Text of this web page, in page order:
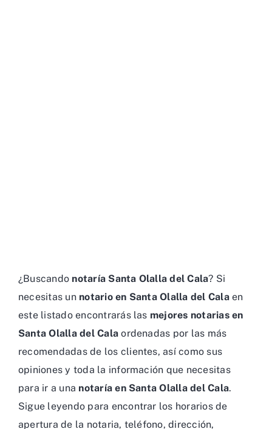
¿Buscando notaría Santa Olalla del Cala? Si
necesitas un notario en Santa Olalla del Calaen
este listado encontrarás las mejores notarias en
Santa Olalla del Cala ordenadas por las más
recomendadas de los clientes, así como sus
opiniones y toda la información que necesitas
para ir a una notaría en Santa Olalla del Cala.
Sigue leyendo para encontrar los horarios de
apertura de la notaria, teléfono, dirección,